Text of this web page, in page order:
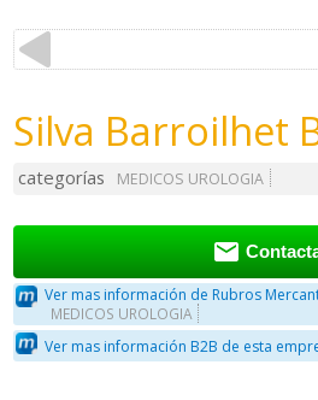
Silva Barroilhet
categorías MEDICOS UROLOGIA

Ver mas información de Rubros
MEDICOS UROLOGIA
Ver mas información B2B de esta